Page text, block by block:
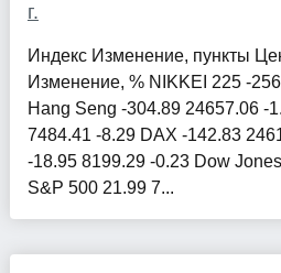
г.
Индекс Изменение, пункты
Изменение, % NIKKEI 225 -
Hang Seng -304.89 24657.06 -
7484.41 -8.29 DAX -142.83
-18.95 8199.29 -0.23 Dow
S&P 500 21.99 7...